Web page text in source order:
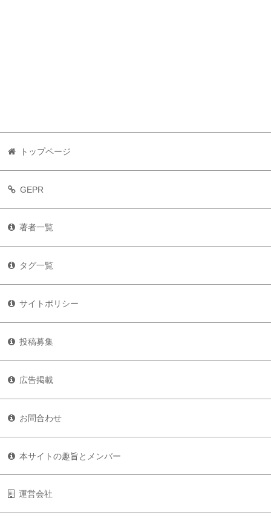
トップページ
GEPR
著者一覧
タグ一覧
サイトポリシー
投稿募集
広告掲載
お問合わせ
本サイトの趣旨とメンバー
運営会社